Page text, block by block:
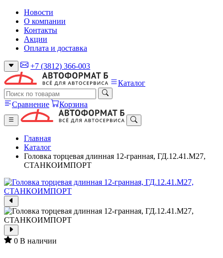
Новости
О компании
Контакты
Акции
Оплата и доставка
+7 (3812) 366-003
Каталог
Сравнение Корзина
Главная
Каталог
Головка торцевая длинная 12-гранная, ГД.12.41.М27,
СТАНКОИМПОРТ
0 В наличии